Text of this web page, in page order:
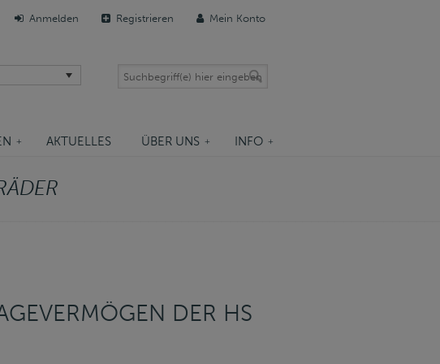
Anmelden Registrieren Mein Konto
AKTUELLES ÜBER UNS INFO
DER HS